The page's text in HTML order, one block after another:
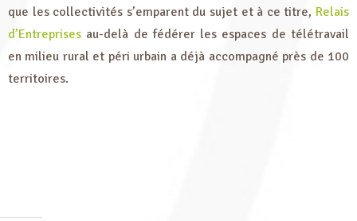
que les collectivités s’emparent du sujet et à ce titre, Relais
d’Entreprises au-delà de fédérer les espaces de télétravail
en milieu rural et péri urbain a déjà accompagné près de 100
territoires.